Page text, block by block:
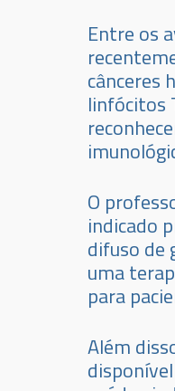
Entre os
cânceres
linfócitos
O
indicado
difuso de
uma
para
Além